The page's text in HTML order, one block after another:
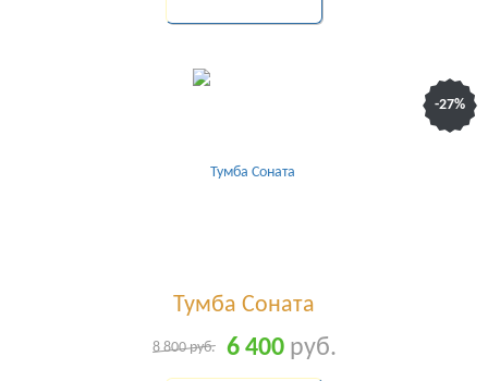
Тумба Соната
8 800руб. 6 400руб.
-27%